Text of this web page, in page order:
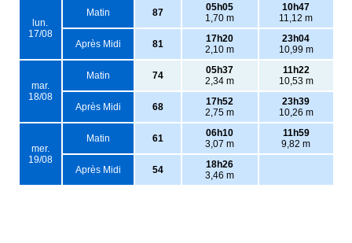
lun.
17/08
Matin 87
05h05
1,70 m
10h47
11,12 m
Après Midi 81
17h20
2,10 m
23h04
10,99 m
mar.
18/08
Matin 74
05h37
2,34 m
11h22
10,53 m
Après Midi 68
17h52
2,75 m
23h39
10,26 m
mer.
19/08
Matin 61
06h10
3,07 m
11h59
9,82 m
Après Midi 54
18h26
3,46 m